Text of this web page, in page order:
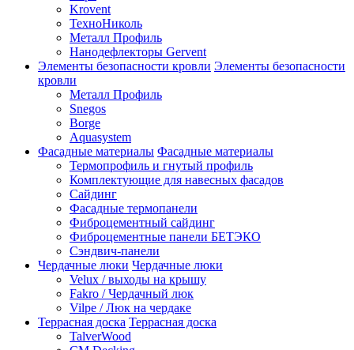
Krovent
ТехноНиколь
Металл Профиль
Нанодефлекторы Gervent
Элементы безопасности кровли Элементы безопасности
кровли
Металл Профиль
Snegos
Borge
Aquasystem
Фасадные материалы Фасадные материалы
Термопрофиль и гнутый профиль
Комплектующие для навесных фасадов
Сайдинг
Фасадные термопанели
Фиброцементный сайдинг
Фиброцементные панели БЕТЭКО
Сэндвич-панели
Чердачные люки Чердачные люки
Velux / выходы на крышу
Fakro / Чердачный люк
Vilpe / Люк на чердаке
Террасная доска Террасная доска
TalverWood